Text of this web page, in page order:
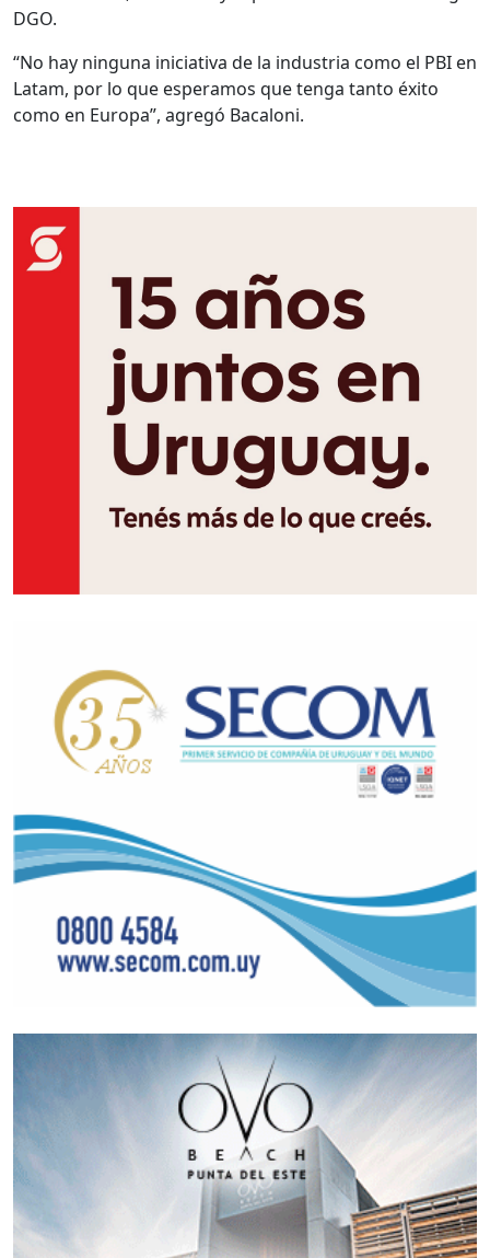
DGO.
“No hay ninguna iniciativa de la industria como el PBI en
Latam, por lo que esperamos que tenga tanto éxito
como en Europa”, agregó Bacaloni.